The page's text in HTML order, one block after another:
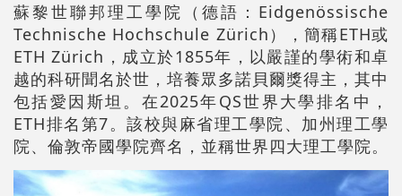
蘇黎世聯邦理工學院（德語：Eidgenössische
Technische Hochschule Zürich），簡稱ETH或
ETH Zürich，成立於1855年，以嚴謹的學術和卓
越的科研聞名於世，培養眾多諾貝爾獎得主，其中
包括愛因斯坦。在2025年QS世界大學排名中，
ETH排名第7。該校與麻省理工學院、加州理工學
院、倫敦帝國學院齊名，並稱世界四大理工學院。